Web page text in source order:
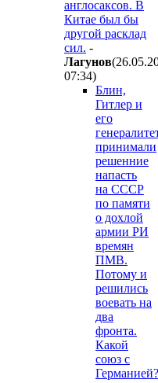
англосаксов. В
Китае был бы
другой расклад
сил. -
Лaгyнoв
07:34)
Блин,
Гитлер и
его
принимали
решенние
напасть
на СССР
по памяти
о дохлой
армии РИ
времян
ПМВ.
Потому и
решились
воевать на
два
фронта.
Какой
союз с
Германией?